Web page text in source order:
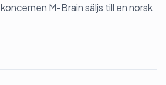
M-Brain säljs till en norsk